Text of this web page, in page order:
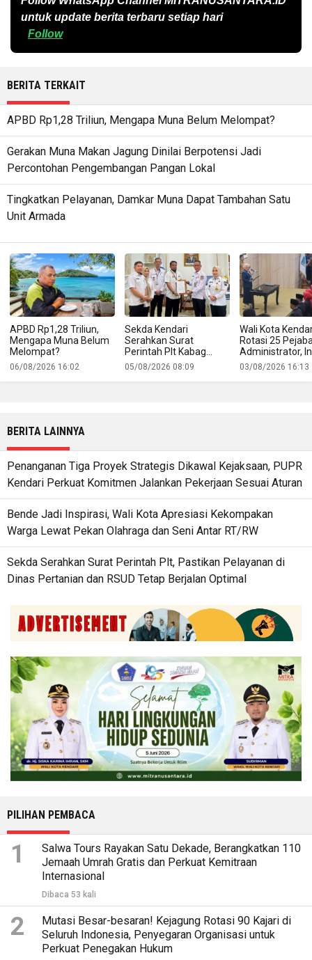
untuk update berita terbaru setiap hari
Follow
BERITA TERKAIT
APBD Rp1,28 Triliun, Mengapa Muna Belum Melompat?
Gerakan Muna Makan Jagung Dinilai Berpotensi Jadi
Percontohan Pengembangan Pangan Lokal
Tingkatkan Pelayanan, Damkar Muna Dapat Tambahan Satu
Unit Armada
APBD Rp1,28 Triliun,
Mengapa Muna Belum
Melompat?
06/08/2026 16:02
Sekda Kendari
Serahkan Surat
Perintah Plt Kabag
Protokol
05/08/2026 08:09
Wali Kota
Rotasi 25
Administrator,
Namanya
03/08/2026 16:13
BERITA LAINNYA
Penanganan Tiga Proyek Strategis Dikawal Kejaksaan, PUPR
Kendari Perkuat Komitmen Jalankan Pekerjaan Sesuai Aturan
Bende Jadi Inspirasi, Wali Kota Apresiasi Kekompakan
Warga Lewat Pekan Olahraga dan Seni Antar RT/RW
Sekda Serahkan Surat Perintah Plt, Pastikan Pelayanan di
Dinas Pertanian dan RSUD Tetap Berjalan Optimal
PILIHAN PEMBACA
1
Salwa Tours Rayakan Satu Dekade, Berangkatkan 110
Jemaah Umrah Gratis dan Perkuat Kemitraan
Internasional
Dibaca 53 kali
2
Mutasi Besar-besaran! Kejagung Rotasi 90 Kajari di
Seluruh Indonesia, Penyegaran Organisasi untuk
Perkuat Penegakan Hukum